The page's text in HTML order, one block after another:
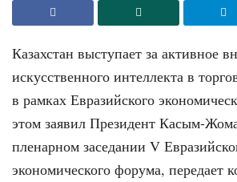
Казахстан выступает за активное
искусственного интеллекта в
в рамках Евразийского
этом заявил Президент Касым-
пленарном заседании V
экономического форума, передает